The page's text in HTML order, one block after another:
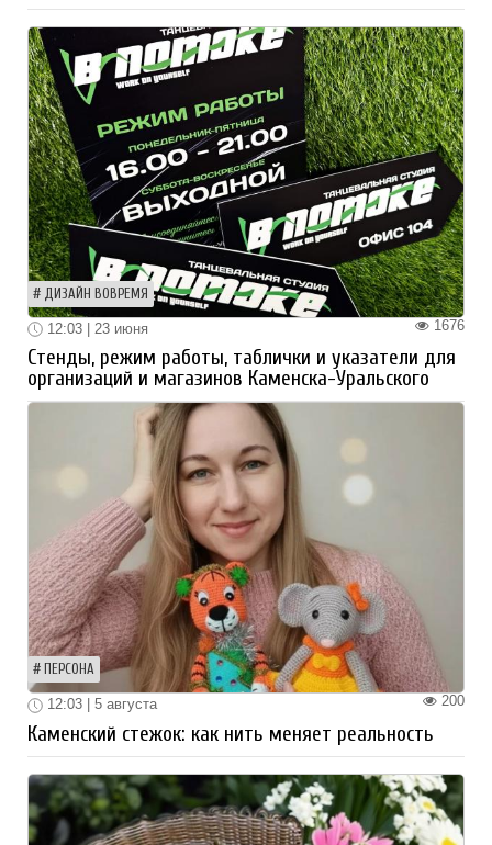
ДИЗАЙН ВОВРЕМЯ
1676
12:03 | 23 июня
Стенды, режим работы, таблички и указатели для
организаций и магазинов Каменска-Уральского
ПЕРСОНА
200
12:03 | 5 августа
Каменский стежок: как нить меняет реальность